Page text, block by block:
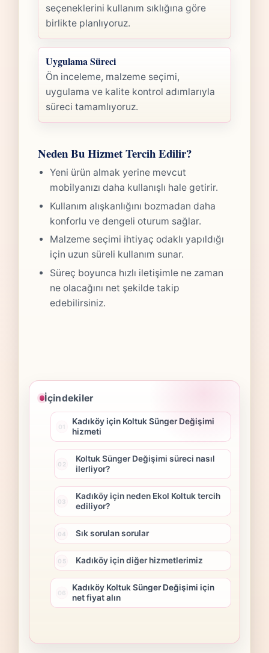
seçeneklerini kullanım sıklığına göre
birlikte planlıyoruz.
Uygulama Süreci
Ön inceleme, malzeme seçimi,
uygulama ve kalite kontrol adımlarıyla
süreci tamamlıyoruz.
Neden Bu Hizmet Tercih Edilir?
Yeni ürün almak yerine mevcut
mobilyanızı daha kullanışlı hale getirir.
Kullanım alışkanlığını bozmadan daha
konforlu ve dengeli oturum sağlar.
Malzeme seçimi ihtiyaç odaklı yapıldığı
için uzun süreli kullanım sunar.
Süreç boyunca hızlı iletişimle ne zaman
ne olacağını net şekilde takip
edebilirsiniz.
İçindekiler
Kadıköy için Koltuk Sünger Değişimi
hizmeti
Koltuk Sünger Değişimi süreci nasıl
ilerliyor?
Kadıköy için neden Ekol Koltuk tercih
ediliyor?
Sık sorulan sorular
Kadıköy için diğer hizmetlerimiz
Kadıköy Koltuk Sünger Değişimi için
net fiyat alın